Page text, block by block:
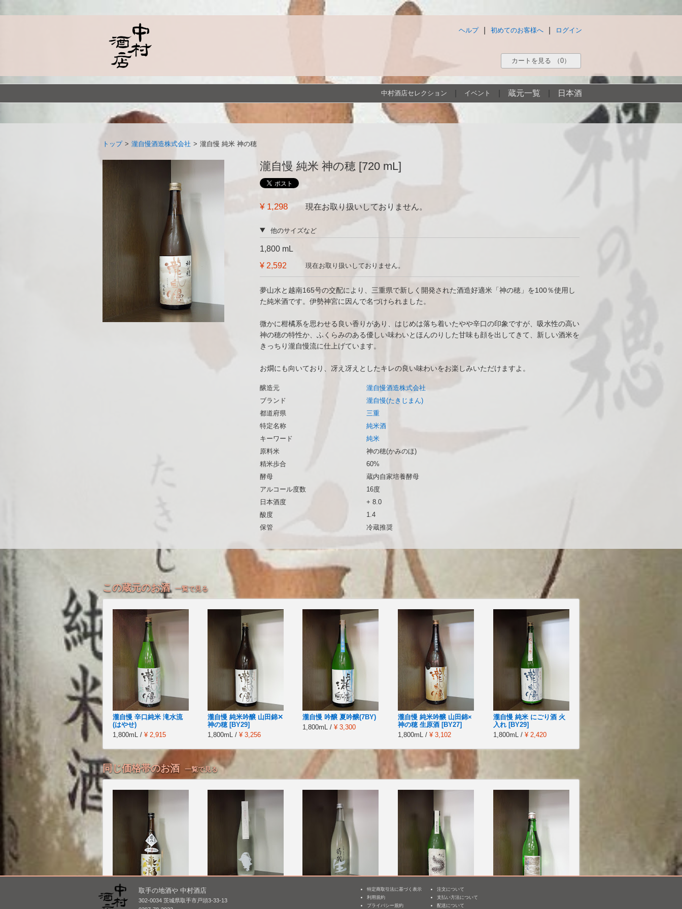
ログイン
初めてのお客様へ
ヘルプ
カートを見る （0）
中村酒店セレクション イベント 蔵元一覧 日本酒
トップ > 瀧自慢酒造株式会社 > 瀧自慢 純米 神の穂
瀧自慢 純米 神の穂 [720 mL]
¥ 1,298 現在お取り扱いしておりません。
他のサイズなど
1,800 mL
¥ 2,592
現在お取り扱いしておりません。
夢山水と越南165号の交配により、三重県で新しく開発された酒造好適米「神の穂」を100％使用し
た純米酒です。伊勢神宮に因んで名づけられました。
微かに柑橘系を思わせる良い香りがあり、はじめは落ち着いたやや辛口の印象ですが、吸水性の高い
神の穂の特性か、ふくらみのある優しい味わいとほんのりした甘味も顔を出してきて、新しい酒米を
きっちり瀧自慢流に仕上げています。
お燗にも向いており、冴え冴えとしたキレの良い味わいをお楽しみいただけますよ。
醸造元
瀧自慢酒造株式会社
ブランド
瀧自慢(たきじまん)
都道府県
三重
特定名称
純米酒
キーワード
純米
原料米
神の穂(かみのほ)
精米歩合
60%
酵母
蔵内自家培養酵母
アルコール度数
16度
日本酒度
+ 8.0
酸度
1.4
保管
冷蔵推奨
この蔵元のお酒 一覧で見る
瀧自慢 辛口純米 滝水流
(はやせ)
1,800mL / ¥ 2,915
瀧自慢 純米吟醸 山田錦✕
神の穂 [BY29]
1,800mL / ¥ 3,256
瀧自慢 吟醸 夏吟醸(7BY)
1,800mL / ¥ 3,300
瀧自慢 純米吟醸 山田錦×
神の穂 生原酒 [BY27]
1,800mL / ¥ 3,102
瀧自慢 純米 にごり酒 火
入れ [BY29]
1,800mL / ¥ 2,420
同じ価格帯のお酒 一覧で見る
来福 純米 ひやおろし 若
水 [BY27]
鶴齢 純米酒 雪男 発泡に
ごり [BY26]
無風 純米吟醸 熟成原
酒 [BY27]
取手の地酒や 中村酒店
302-0034 茨城県取手市戸頭3-33-13
特定商取引法に基づく表示
利用規約
プライバシー規約
注文について
支払い方法について
配送について